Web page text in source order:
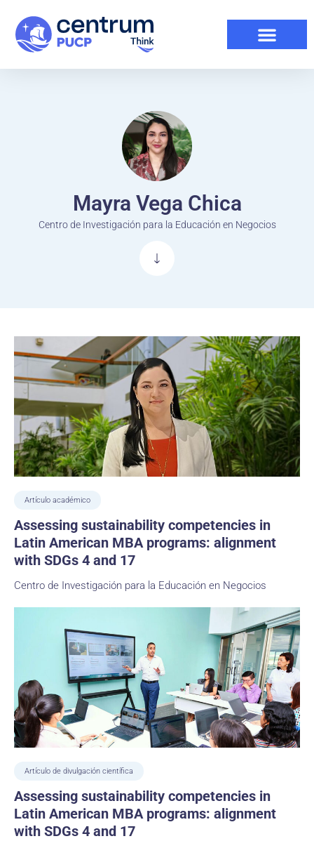
Mayra Vega Chica
Centro de Investigación para la Educación en Negocios
Artículo académico
Assessing sustainability competencies in
Latin American MBA programs: alignment
with SDGs 4 and 17
Centro de Investigación para la Educación en Negocios
Artículo de divulgación científica
Assessing sustainability competencies in
Latin American MBA programs: alignment
with SDGs 4 and 17